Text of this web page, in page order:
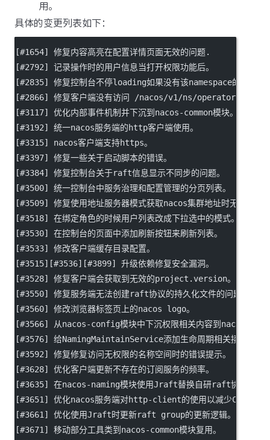
用。
具体的变更列表如下：
[#1654] 修复内容高亮在配置详情页面无效的问题.
[#2792] 记录操作时的用户信息当打开权限功能后。
[#2835] 修复控制台不停loading如果没有该namespace的权限。
[#2866] 修复客户端没有访问 /nacos/v1/ns/operator/metrics
[#3117] 优化内部事件机制并下沉到nacos-common模块。
[#3192] 统一nacos服务端的http客户端使用。
[#3315] nacos客户端支持https。
[#3397] 修复一些关于启动脚本的错误。
[#3384] 修复控制台关于raft信息显示不同步的问题。
[#3500] 统一控制台中服务治理和配置管理的分页列表。
[#3509] 修复使用地址服务器模式获取nacos集群地址时无法获取
[#3518] 在绑定角色的时候用户列表改成下拉选中的模式。
[#3530] 在控制台的页面中添加刷新按钮来刷新列表。
[#3533] 修改客户端缓存目录配置。
[#3515][#3536][#3899] 升级依赖修复安全漏洞。
[#3528] 修复客户端会获取到无效的project.version。
[#3550] 修复服务端无法创建raft协议的持久化文件的问题。
[#3560] 修改浏览器标签页上的nacos logo。
[#3566] 从nacos-config模块中下沉权限相关内容到nacos-auth
[#3576] 给NamingMaintainService添加生命周期相关接口。
[#3592] 修复修复访问无权限的名称空间时的错误提示。
[#3628] 优化客户端更新不存在的订阅服务的频率。
[#3635] 在nacos-naming模块使用Jraft替换自研raft协议。
[#3651] 优化nacos服务端对http-client的使用以减少
[#3661] 优化使用Jraft时更新raft group的更新逻辑。
[#3671] 移动部分工具类到nacos-common模块复用。